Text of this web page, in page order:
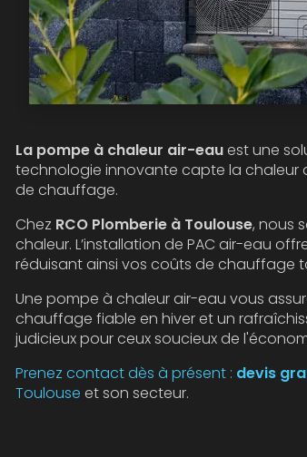
La pompe à chaleur air-eau est une
technologie innovante capte la chaleur
de chauffage.
Chez RCO Plomberie à Toulouse, nous
chaleur. L’installation de PAC air-eau
réduisant ainsi vos coûts de chauffage
Une pompe à chaleur air-eau vous
chauffage fiable en hiver et un
judicieux pour ceux soucieux de
Prenez contact dès à présent : devis
Toulouse et son secteur.